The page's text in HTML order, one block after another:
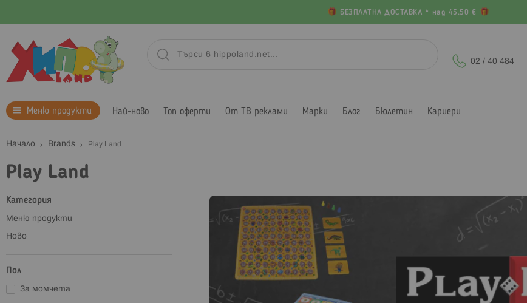
БЕЗПЛАТНА ДОСТАВКА * над 45.50 €
02 / 40 484
Меню продукти Най-ново Топ оферти От ТВ реклами Марки Блог Бюлетин Кариери
Начало Brands Play Land
Play Land
Категория
Меню продукти
Ново
Пол
За момчета